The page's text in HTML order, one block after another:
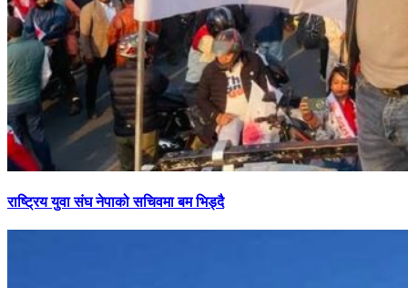
राष्ट्रिय युवा संघ नेपाको सचिवमा बम भिड्दै